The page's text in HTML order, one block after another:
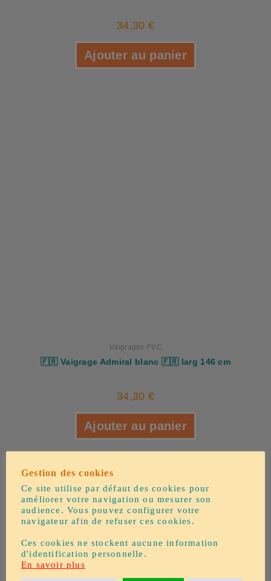
34,30 €
Ajouter au panier
Vaigrages PVC
🇫🇷 Vaigrage Admiral blanc 🇫🇷 larg 146 cm
34,30 €
Ajouter au panier
Gestion des cookies
Ce site utilise par défaut des cookies pour
améliorer votre navigation ou mesurer son
audience. Vous pouvez configurer votre
navigateur afin de refuser ces cookies.
Ces cookies ne stockent aucune information
d'identification personnelle.
En savoir plus